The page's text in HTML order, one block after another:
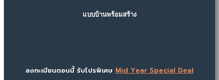
แบบบ้านพร้อมสร้าง
ลงทะเบียนตอนนี้ รับโปรพิเศษ Mid Year Special Deal